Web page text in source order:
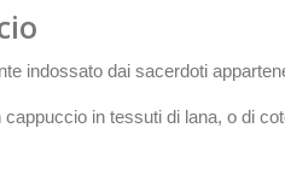
indossato dai sacerdoti
in tessuti di lana, o di